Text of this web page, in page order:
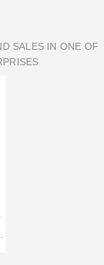
SALES IN ONE OF